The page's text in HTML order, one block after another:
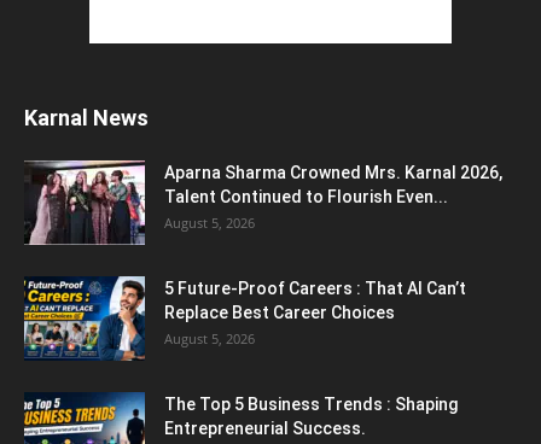
Karnal News
Aparna Sharma Crowned Mrs. Karnal 2026,
Talent Continued to Flourish Even...
August 5, 2026
5 Future-Proof Careers : That AI Can’t
Replace Best Career Choices
August 5, 2026
The Top 5 Business Trends : Shaping
Entrepreneurial Success.